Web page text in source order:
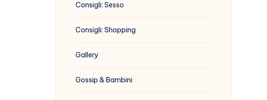
Consigli: Sesso
Consigli: Shopping
Gallery
Gossip & Bambini